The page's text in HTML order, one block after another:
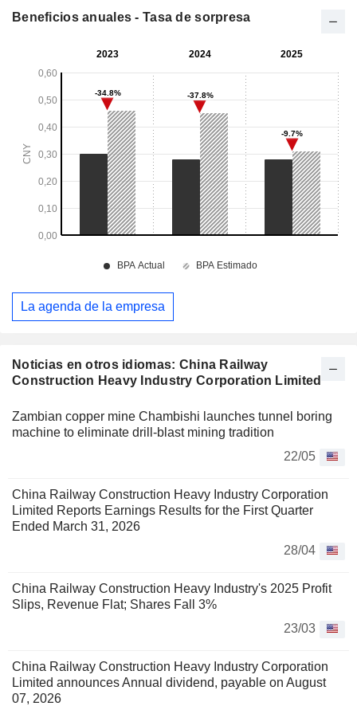
Noticias en otros idiomas: China Railway
Construction Heavy Industry Corporation Limited
Zambian copper mine Chambishi launches tunnel boring
machine to eliminate drill-blast mining tradition
22/05
China Railway Construction Heavy Industry Corporation
Limited Reports Earnings Results for the First Quarter
Ended March 31, 2026
28/04
China Railway Construction Heavy Industry's 2025 Profit
Slips, Revenue Flat; Shares Fall 3%
23/03
China Railway Construction Heavy Industry Corporation
Limited announces Annual dividend, payable on August
07, 2026
Beneficios anuales - Tasa de sorpresa
La agenda de la empresa